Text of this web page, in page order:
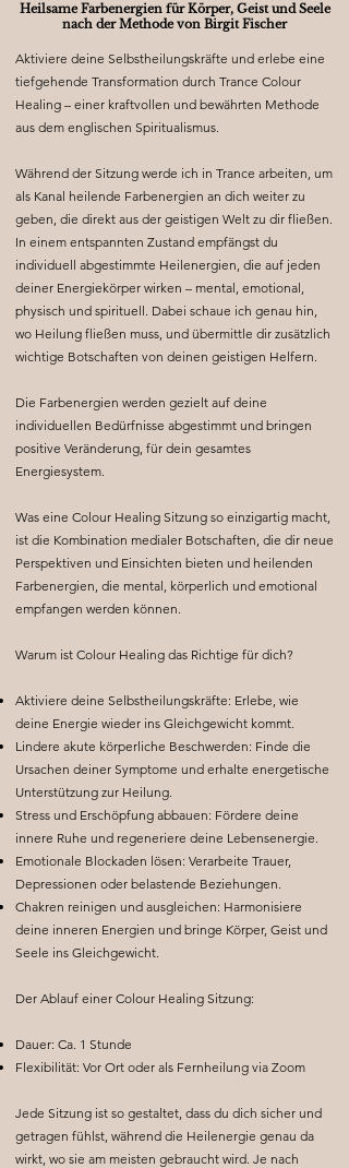
Heilsame Farbenergien für Körper, Geist und Seele
nach der Methode von Birgit Fischer
Aktiviere deine Selbstheilungskräfte und erlebe eine
tiefgehende Transformation durch Trance Colour
Healing – einer kraftvollen und bewährten Methode
aus dem englischen Spiritualismus.
Während der Sitzung werde ich in Trance arbeiten, um
als Kanal heilende Farbenergien an dich weiter zu
geben, die direkt aus der geistigen Welt zu dir fließen.
In einem entspannten Zustand empfängst du
individuell abgestimmte Heilenergien, die auf jeden
deiner Energiekörper wirken – mental, emotional,
physisch und spirituell. Dabei schaue ich genau hin,
wo Heilung fließen muss, und übermittle dir zusätzlich
wichtige Botschaften von deinen geistigen Helfern.
Die Farbenergien werden gezielt auf deine
individuellen Bedürfnisse abgestimmt und bringen
positive Veränderung, für dein gesamtes
Energiesystem.
Was eine Colour Healing Sitzung so einzigartig macht,
ist die Kombination medialer Botschaften, die dir neue
Perspektiven und Einsichten bieten und heilenden
Farbenergien, die mental, körperlich und emotional
empfangen werden können.
Warum ist Colour Healing das Richtige für dich?
Aktiviere deine Selbstheilungskräfte: Erlebe, wie
deine Energie wieder ins Gleichgewicht kommt.
Lindere akute körperliche Beschwerden: Finde die
Ursachen deiner Symptome und erhalte energetische
Unterstützung zur Heilung.
Stress und Erschöpfung abbauen: Fördere deine
innere Ruhe und regeneriere deine Lebensenergie.
Emotionale Blockaden lösen: Verarbeite Trauer,
Depressionen oder belastende Beziehungen.
Chakren reinigen und ausgleichen: Harmonisiere
deine inneren Energien und bringe Körper, Geist und
Seele ins Gleichgewicht.
Der Ablauf einer Colour Healing Sitzung:
Dauer: Ca. 1 Stunde
Flexibilität: Vor Ort oder als Fernheilung via Zoom
Jede Sitzung ist so gestaltet, dass du dich sicher und
getragen fühlst, während die Heilenergie genau da
wirkt, wo sie am meisten gebraucht wird. Je nach